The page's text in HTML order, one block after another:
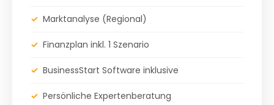
✓ Marktanalyse (Regional)
✓ Finanzplan inkl. 1 Szenario
✓ BusinessStart Software inklusive
✓ Persönliche Expertenberatung